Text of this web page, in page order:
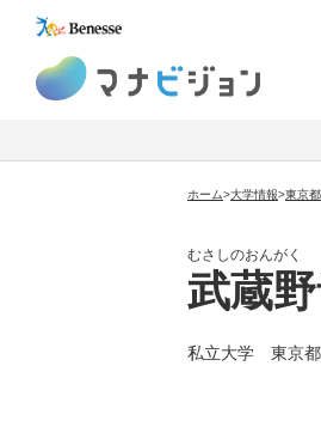
ホーム>大学情報>東京
むさしのおんがく
武蔵
私立大学 東京都